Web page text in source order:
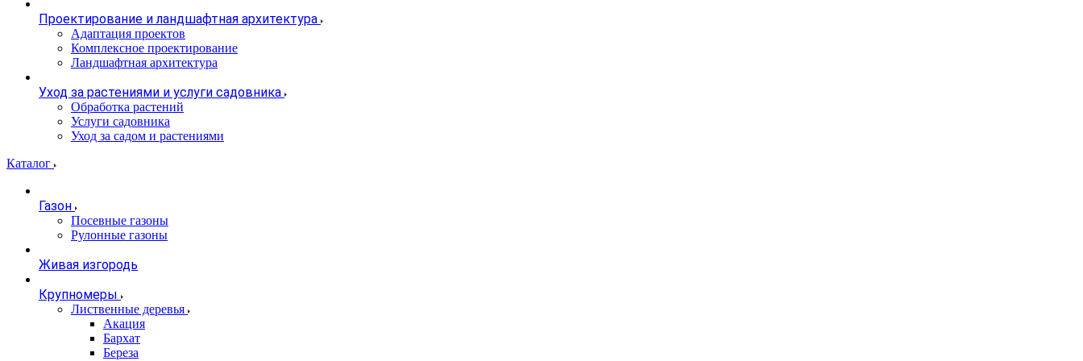
Проектирование и ландшафтная архитектура
Адаптация проектов
Комплексное проектирование
Ландшафтная архитектура
Уход за растениями и услуги садовника
Обработка растений
Услуги садовника
Уход за садом и растениями
Каталог
Газон
Посевные газоны
Рулонные газоны
Живая изгородь
Крупномеры
Лиственные деревья
Акация
Бархат
Береза